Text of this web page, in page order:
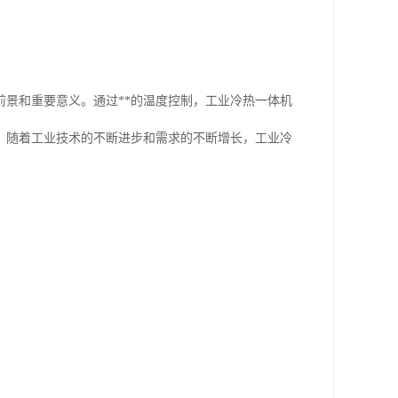
和重要意义。通过**的温度控制，工业冷热一体机
着工业技术的不断进步和需求的不断增长，工业冷